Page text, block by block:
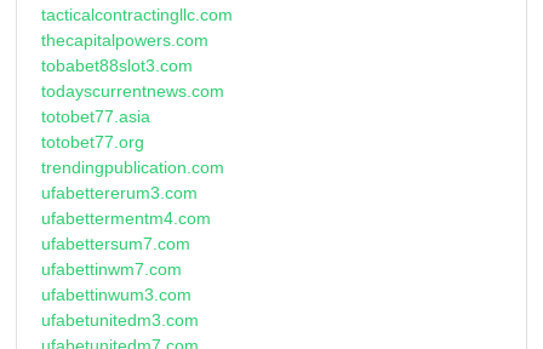
tacticalcontractingllc.com
thecapitalpowers.com
tobabet88slot3.com
todayscurrentnews.com
totobet77.asia
totobet77.org
trendingpublication.com
ufabettererum3.com
ufabettermentm4.com
ufabettersum7.com
ufabettinwm7.com
ufabettinwum3.com
ufabetunitedm3.com
ufabetunitedm7.com